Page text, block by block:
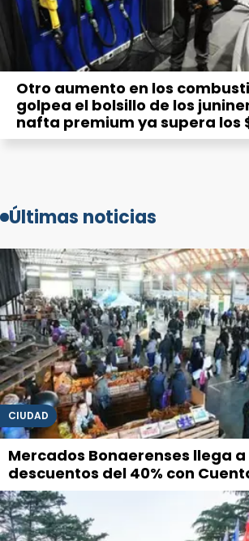
Otro aumento en los
golpea el bolsillo de los
nafta premium ya supera los
Últimas noticias
CIUDAD
Mercados Bonaerenses llega
descuentos del 40% con